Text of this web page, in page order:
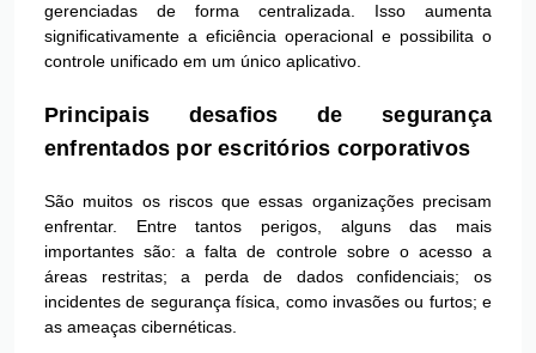
gerenciadas de forma centralizada. Isso aumenta
significativamente a eficiência operacional e possibilita o
controle unificado em um único aplicativo.
Principais desafios de segurança
enfrentados por escritórios corporativos
São muitos os riscos que essas organizações precisam
enfrentar. Entre tantos perigos, alguns das mais
importantes são: a falta de controle sobre o acesso a
áreas restritas; a perda de dados confidenciais; os
incidentes de segurança física, como invasões ou furtos; e
as ameaças cibernéticas.